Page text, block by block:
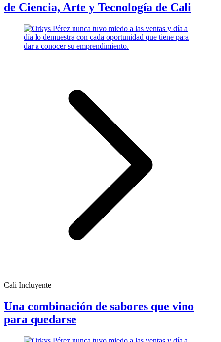
de Ciencia, Arte y Tecnología de Cali
Cali Incluyente
Una combinación de sabores que vino
para quedarse